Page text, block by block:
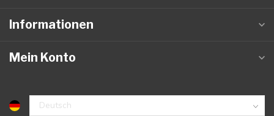
Informationen
Mein Konto